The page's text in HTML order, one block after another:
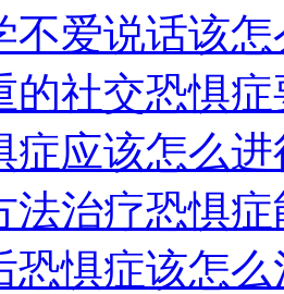
不爱说话该
的社交恐惧
症应该怎么
法治疗恐惧
恐惧症该怎么